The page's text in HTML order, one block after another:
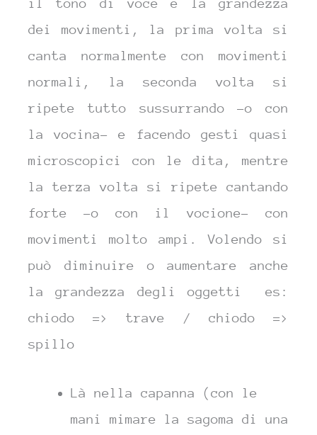
il tono di voce e la grandezza
dei movimenti, la prima volta si
canta normalmente con movimenti
normali, la seconda volta si
ripete tutto sussurrando -o con
la vocina- e facendo gesti quasi
microscopici con le dita, mentre
la terza volta si ripete cantando
forte -o con il vocione- con
movimenti molto ampi. Volendo si
può diminuire o aumentare anche
la grandezza degli oggetti es:
chiodo => trave / chiodo =>
spillo
Là nella capanna (con le
mani mimare la sagoma di una